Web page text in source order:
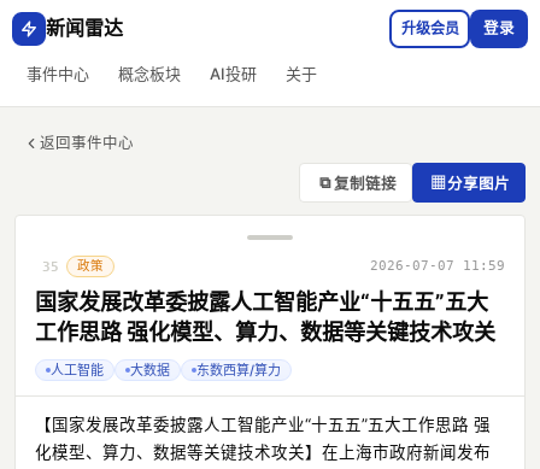
新闻雷达
事件中心 概念板块 AI投研 关于
升级会员 登录
返回事件中心
⧉ 复制链接 ▦分享图片
35 政策 2026-07-07 11:59
国家发展改革委披露人工智能产业“十五五”五大
工作思路 强化模型、算力、数据等关键技术攻关
人工智能 大数据 东数西算/算力
【国家发展改革委披露人工智能产业“十五五”五大工作思路 强
化模型、算力、数据等关键技术攻关】在上海市政府新闻发布